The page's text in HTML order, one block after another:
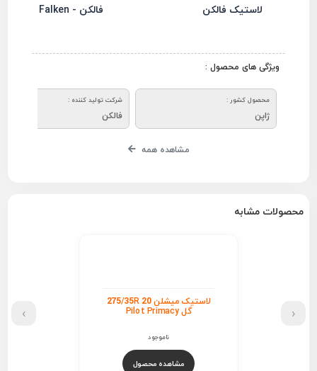
لاستیک فالکن فالکن - Falken
ویژگی های محصول :
محصول کشور :
ژاپن
شرکت تولید کننده :
فالکن
مشاهده همه
محصولات مشابه
لاستیک میشلن 275/35R 20
گل Pilot Primacy
ناموجود
مشاهده محصول
‹
›